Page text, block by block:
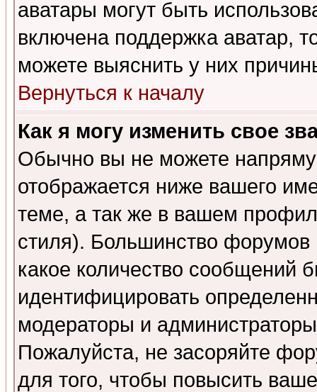
аватары могут быть
включена поддержка аватар,
можете выяснить у них
Вернуться к началу
Как я могу изменить свое
Обычно вы не можете
отображается ниже вашего
теме, а так же в вашем
стиля). Большинство форумов
какое количество сообщений
идентифицировать
модераторы и
Пожалуйста, не засоряйте
для того, чтобы повысить